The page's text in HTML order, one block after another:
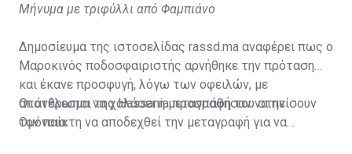
Μήνυμα με τριφύλλι από Φαμπιάνο
Δημοσίευμα της ιστοσελίδας rassd.ma αναφέρει πως ο
Μαροκινός ποδοσφαιριστής αρνήθηκε την πρόταση
και έκανε προσφυγή, λόγω των οφειλών, με
αποτέλεσμα να χαλάσει η μεταγραφή του στην
Ομόνοια.
Οι άνθρωποι της Hassania προσπάθησαν να πείσουν
τον παίκτη να αποδεχθεί την μεταγραφή για να